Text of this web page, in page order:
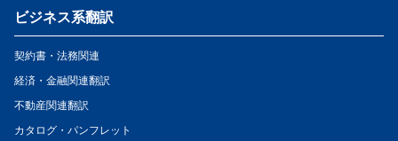
ビジネス系翻訳
契約書・法務関連
経済・金融関連翻訳
不動産関連翻訳
カタログ・パンフレット